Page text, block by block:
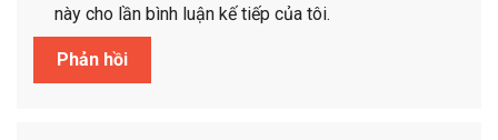
này cho lần bình luận kế tiếp của tôi.